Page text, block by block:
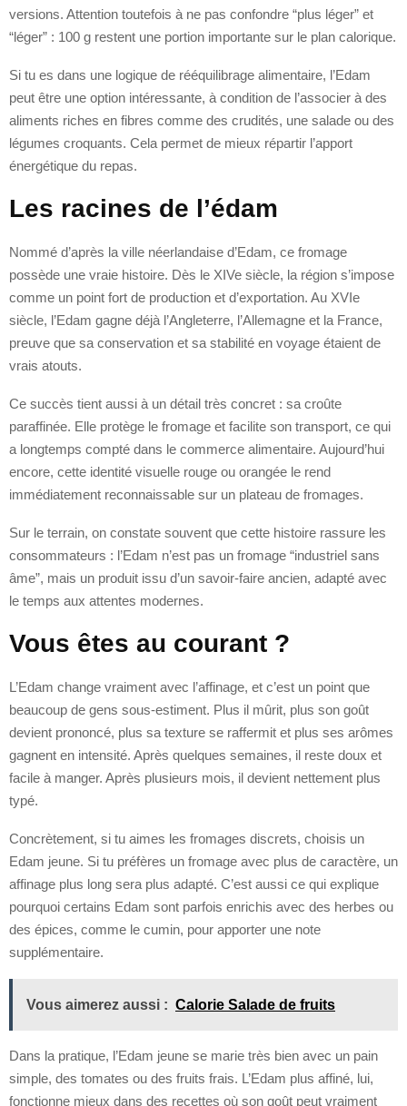
versions. Attention toutefois à ne pas confondre “plus léger” et
“léger” : 100 g restent une portion importante sur le plan calorique.
Si tu es dans une logique de rééquilibrage alimentaire, l’Edam
peut être une option intéressante, à condition de l’associer à des
aliments riches en fibres comme des crudités, une salade ou des
légumes croquants. Cela permet de mieux répartir l’apport
énergétique du repas.
Les racines de l’édam
Nommé d’après la ville néerlandaise d’Edam, ce fromage
possède une vraie histoire. Dès le XIVe siècle, la région s’impose
comme un point fort de production et d’exportation. Au XVIe
siècle, l’Edam gagne déjà l’Angleterre, l’Allemagne et la France,
preuve que sa conservation et sa stabilité en voyage étaient de
vrais atouts.
Ce succès tient aussi à un détail très concret : sa croûte
paraffinée. Elle protège le fromage et facilite son transport, ce qui
a longtemps compté dans le commerce alimentaire. Aujourd’hui
encore, cette identité visuelle rouge ou orangée le rend
immédiatement reconnaissable sur un plateau de fromages.
Sur le terrain, on constate souvent que cette histoire rassure les
consommateurs : l’Edam n’est pas un fromage “industriel sans
âme”, mais un produit issu d’un savoir-faire ancien, adapté avec
le temps aux attentes modernes.
Vous êtes au courant ?
L’Edam change vraiment avec l’affinage, et c’est un point que
beaucoup de gens sous-estiment. Plus il mûrit, plus son goût
devient prononcé, plus sa texture se raffermit et plus ses arômes
gagnent en intensité. Après quelques semaines, il reste doux et
facile à manger. Après plusieurs mois, il devient nettement plus
typé.
Concrètement, si tu aimes les fromages discrets, choisis un
Edam jeune. Si tu préfères un fromage avec plus de caractère, un
affinage plus long sera plus adapté. C’est aussi ce qui explique
pourquoi certains Edam sont parfois enrichis avec des herbes ou
des épices, comme le cumin, pour apporter une note
supplémentaire.
Vous aimerez aussi : Calorie Salade de fruits
Dans la pratique, l’Edam jeune se marie très bien avec un pain
simple, des tomates ou des fruits frais. L’Edam plus affiné, lui,
fonctionne mieux dans des recettes où son goût peut vraiment